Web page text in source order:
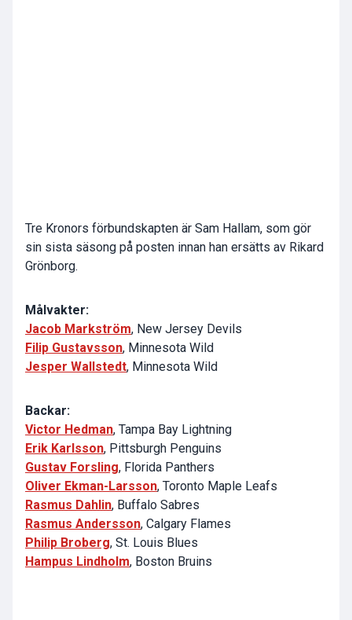
Tre Kronors förbundskapten är Sam Hallam, som gör
sin sista säsong på posten innan han ersätts av Rikard
Grönborg.
Målvakter:
Jacob Markström, New Jersey Devils
Filip Gustavsson, Minnesota Wild
Jesper Wallstedt, Minnesota Wild
Backar:
Victor Hedman, Tampa Bay Lightning
Erik Karlsson, Pittsburgh Penguins
Gustav Forsling, Florida Panthers
Oliver Ekman-Larsson, Toronto Maple Leafs
Rasmus Dahlin, Buffalo Sabres
Rasmus Andersson, Calgary Flames
Philip Broberg, St. Louis Blues
Hampus Lindholm, Boston Bruins